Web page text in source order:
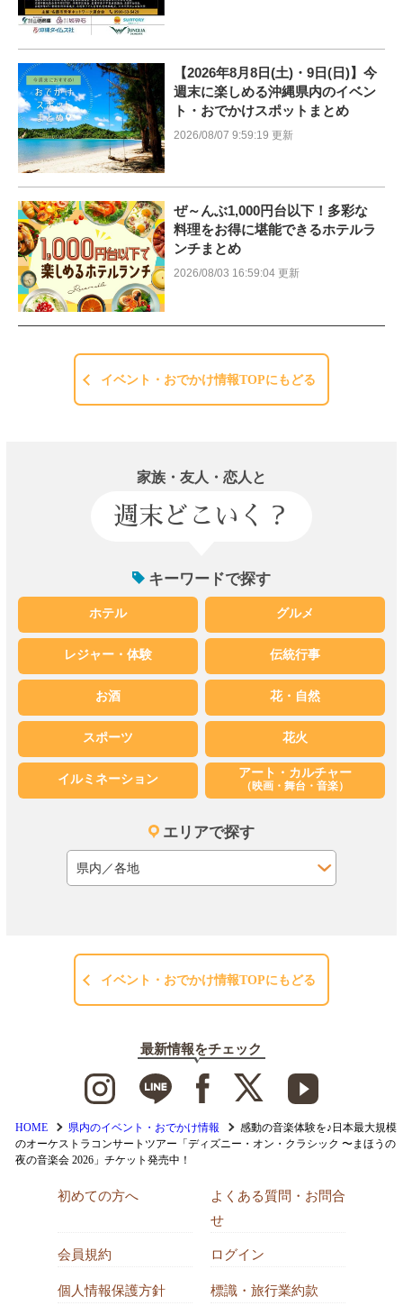
【2026年8月8日(土)・9日(日)】今
週末に楽しめる沖縄県内のイベン
ト・おでかけスポットまとめ
2026/08/07 9:59:19 更新
ぜ～んぶ1,000円台以下！多彩な
料理をお得に堪能できるホテルラ
ンチまとめ
2026/08/03 16:59:04 更新
イベント・おでかけ情報TOPにもどる
家族・友人・恋人と
週末どこいく？
キーワードで探す
ホテル グルメ
レジャー・体験 伝統行事
お酒 花・自然
スポーツ 花火
イルミネーション アート・カルチャー
（映画・舞台・音楽）
エリアで探す
イベント・おでかけ情報TOPにもどる
最新情報をチェック
HOME 県内のイベント・おでかけ情報
感動の音楽体験を♪日本最大規模
のオーケストラコンサートツアー「ディズニー・オン・クラシック 〜まほうの
夜の音楽会 2026」チケット発売中！
初めての方へ
よくある質問・お問合
せ
会員規約 ログイン
個人情報保護方針 標識・旅行業約款